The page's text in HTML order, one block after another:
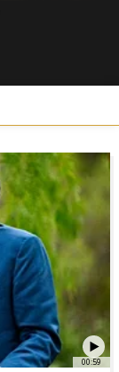
00:59